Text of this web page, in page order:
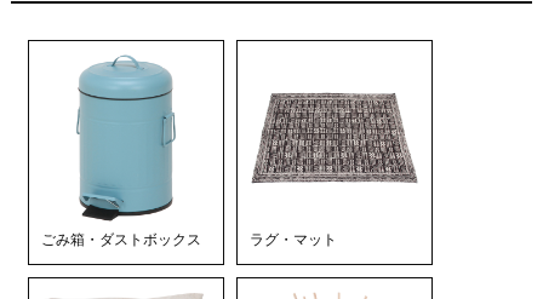
ごみ箱・ダストボックス ラグ・マット